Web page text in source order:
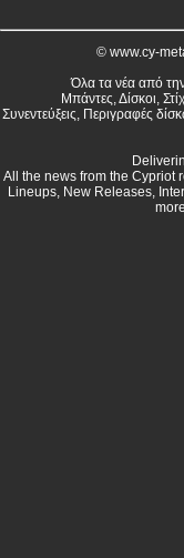
© www.cy-
Όλα τα νέα από
Μπάντες, Δίσκοι,
Συνεντεύξεις, Περιγραφές
All the news from the Cypriot
Lineups, New Releases,